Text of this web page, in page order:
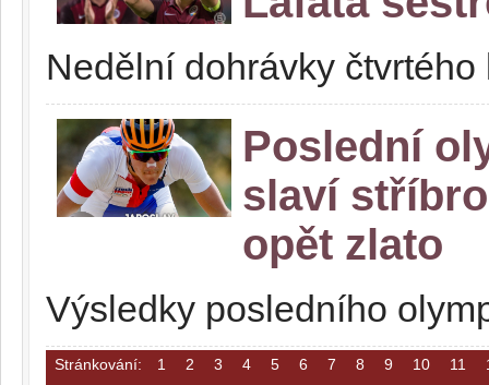
Nedělní dohrávky čtvrtého
Poslední
slaví
opět zlato
Výsledky posledního
Stránkování: 1 2 3 4 5 6 7 8 9 10 11